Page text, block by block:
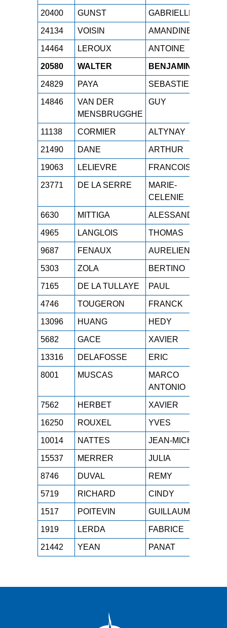
20400 GUNST GABRIELLE
24134 VOISIN AMANDINE
14464 LEROUX ANTOINE
20580 WALTER BENJAMIN
24829 PAYA SEBASTIEN
14846
VAN DER
MENSBRUGGHE
GUY
11138 CORMIER ALTYNAY
21490 DANE ARTHUR
19063 LELIEVRE FRANCOIS
23771 DE LA SERRE
MARIE-
CELENIE
6630 MITTIGA ALESSANDRO
4965 LANGLOIS THOMAS
9687 FENAUX AURELIEN
5303 ZOLA BERTINO
7165 DE LA TULLAYE PAUL
4746 TOUGERON FRANCK
13096 HUANG HEDY
5682 GACE XAVIER
13316 DELAFOSSE ERIC
8001 MUSCAS
MARCO
ANTONIO
7562 HERBET XAVIER
16250 ROUXEL YVES
10014 NATTES JEAN-MICHEL
15537 MERRER JULIA
8746 DUVAL REMY
5719 RICHARD CINDY
1517 POITEVIN GUILLAUME
1919 LERDA FABRICE
21442 YEAN PANAT